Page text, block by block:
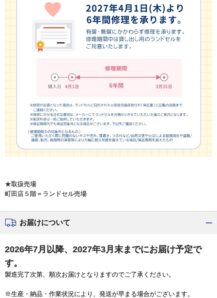
★取扱売場
町田店５階＝ランドセル売場
お届けについて
2026年7月以降、2027年3月末までにお届け予定で
す。
製造完了次第、順次お届けとなりますのでご了承ください。
※生産・納品・作業状況により、発送が早まる場合がございます。